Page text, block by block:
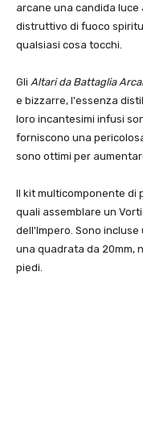
arcane una candida luce
distruttivo di fuoco
qualsiasi cosa tocchi.
Gli Altari da Battaglia
e bizzarre, l'essenza
loro incantesimi infusi
forniscono una
sono ottimi per
Il kit multicomponente di
quali assemblare un
dell'Impero. Sono
una quadrata da 20mm,
piedi.